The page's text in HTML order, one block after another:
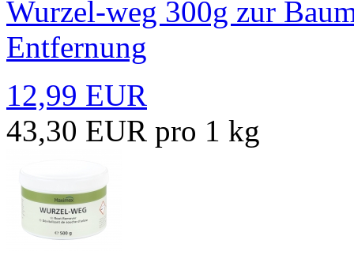
Wurzel-weg 300g zur
Entfernung
12,99 EUR
43,30 EUR pro 1 kg